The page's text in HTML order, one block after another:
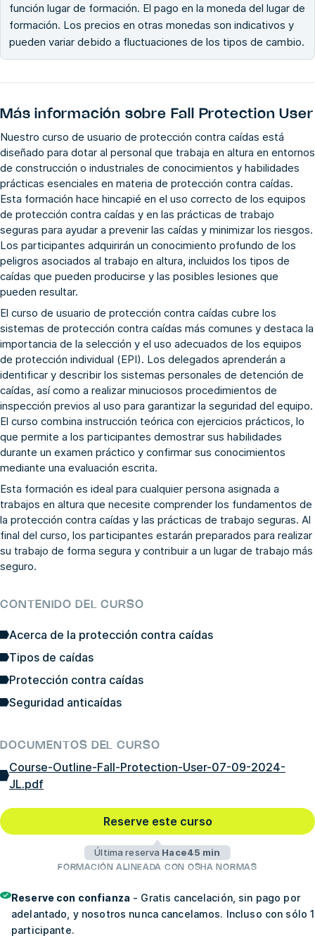
función lugar de formación. El pago en la moneda del lugar de
formación. Los precios en otras monedas son indicativos y
pueden variar debido a fluctuaciones de los tipos de cambio.
Más información sobre Fall Protection User
Nuestro curso de usuario de protección contra caídas está
diseñado para dotar al personal que trabaja en altura en entornos
de construcción o industriales de conocimientos y habilidades
prácticas esenciales en materia de protección contra caídas.
Esta formación hace hincapié en el uso correcto de los equipos
de protección contra caídas y en las prácticas de trabajo
seguras para ayudar a prevenir las caídas y minimizar los riesgos.
Los participantes adquirirán un conocimiento profundo de los
peligros asociados al trabajo en altura, incluidos los tipos de
caídas que pueden producirse y las posibles lesiones que
pueden resultar.
El curso de usuario de protección contra caídas cubre los
sistemas de protección contra caídas más comunes y destaca la
importancia de la selección y el uso adecuados de los equipos
de protección individual (EPI). Los delegados aprenderán a
identificar y describir los sistemas personales de detención de
caídas, así como a realizar minuciosos procedimientos de
inspección previos al uso para garantizar la seguridad del equipo.
El curso combina instrucción teórica con ejercicios prácticos, lo
que permite a los participantes demostrar sus habilidades
durante un examen práctico y confirmar sus conocimientos
mediante una evaluación escrita.
Esta formación es ideal para cualquier persona asignada a
trabajos en altura que necesite comprender los fundamentos de
la protección contra caídas y las prácticas de trabajo seguras. Al
final del curso, los participantes estarán preparados para realizar
su trabajo de forma segura y contribuir a un lugar de trabajo más
seguro.
CONTENIDO DEL CURSO
Acerca de la protección contra caídas
Tipos de caídas
Protección contra caídas
Seguridad anticaídas
DOCUMENTOS DEL CURSO
Course-Outline-Fall-Protection-User-07-09-2024-
JL.pdf
Reserve este curso
Última reserva Hace45 min
FORMACIÓN ALINEADA CON OSHA NORMAS
Reserve con confianza - Gratis cancelación, sin pago por
adelantado, y nosotros nunca cancelamos. Incluso con sólo 1
participante.